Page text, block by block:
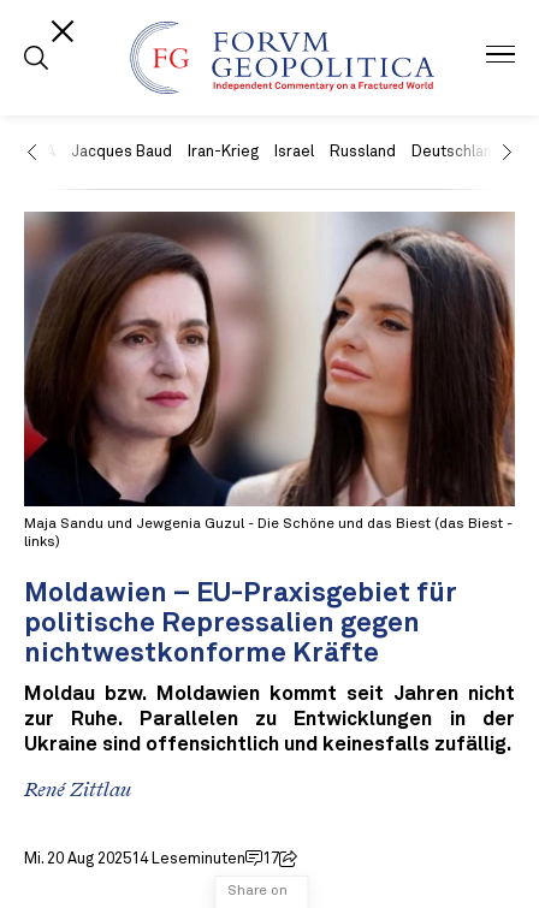
USA Jacques Baud Iran-Krieg Israel Russland Deutschland
Maja Sandu und Jewgenia Guzul - Die Schöne und das Biest (das Biest -
links)
Moldawien – EU-Praxisgebiet für
politische Repressalien gegen
nichtwestkonforme Kräfte
Moldau bzw. Moldawien kommt seit Jahren nicht
zur Ruhe. Parallelen zu Entwicklungen in der
Ukraine sind offensichtlich und keinesfalls zufällig.
René Zittlau
Mi. 20 Aug 202514 Leseminuten 17
Share on